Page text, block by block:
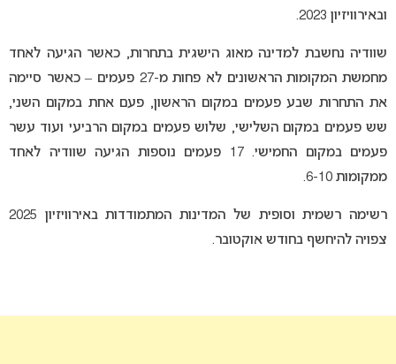
ובאירוויזיון 2023.
שוודיה נחשבת למדינה מאוג הישגית בתחרות, כאשר הגיעה לאחד
מחמשת המקומות הראשונים לא פחות מ-27 פעמים – כאשר סיימה
את התחרות שבע פעמים במקום הראשון, פעם אחת במקום השני,
שש פעמים במקום השלישי, שלוש פעמים במקום הרביעי ועוד עשר
פעמים במקום החמישי. 17 פעמים נוספות הגיעה שוודיה לאחד
ממקומות 6-10.
רשימה רשמית וסופית של המדינות המתמודדות באירוויזיון 2025
צפויה להיחשף בחודש אוקטובר.